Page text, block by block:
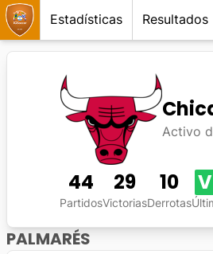
Estadísticas Resultados
Activo
44
Partidos
29
Victorias
10
Derrotas
V
PALMARÉS